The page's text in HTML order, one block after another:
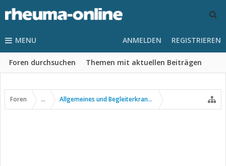
MENU
Foren durchsuchen Themen mit aktuellen Beiträgen
ANMELDEN REGISTRIEREN
Foren ... Allgemeines und Begleiterkrankungen